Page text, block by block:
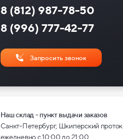
8 (996) 777-42-77
8 (812) 987-78-50
Запросить звонок
Наш склад - пункт выдачи заказов
Санкт-Петербург, Шкиперский проток
ежедневно с 10:00 до 21:00